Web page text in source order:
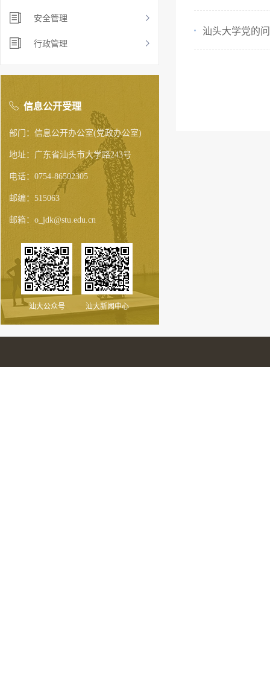
安全管理
行政管理
信息公开受理
部门：信息公开办公室(党政办公室)
地址：广东省汕头市大学路243号
电话：0754-86502305
邮编：515063
邮箱：o_jdk@stu.edu.cn
汕大公众号 汕大新闻中心
汕头大学党的